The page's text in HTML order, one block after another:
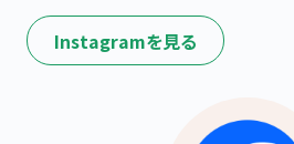
Instagramを見る